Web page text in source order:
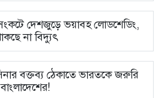
সংকটে দেশজুড়ে ভয়াবহ লোডশেডিং,
না বিদ্যুৎ
বক্তব্য ঠেকাতে ভারতকে জরুরি